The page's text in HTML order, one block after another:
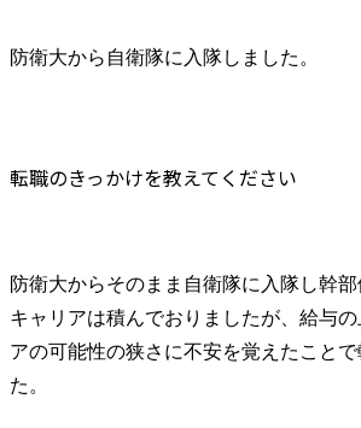
防衛大から自衛隊に入隊しました。
転職のきっかけを教えてください
防衛大からそのまま自衛隊に入隊し幹
キャリアは積んでおりましたが、給与
アの可能性の狭さに不安を覚えたこと
た。